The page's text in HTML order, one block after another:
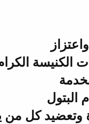
الكنيسة
البتول
وتعضيد كل من